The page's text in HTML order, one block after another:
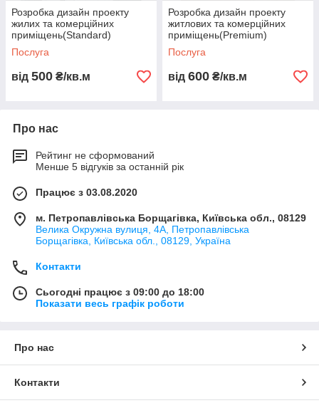
Розробка дизайн проекту
жилих та комерційних
приміщень(Standard)
Послуга
від 500 ₴/кв.м
Розробка дизайн проекту
житлових та комерційних
приміщень(Premium)
Послуга
від 600 ₴/кв.м
Про нас
Рейтинг не сформований
Менше 5 відгуків за останній рік
Працює з 03.08.2020
м. Петропавлівська Борщагівка, Київська обл., 08129
Велика Окружна вулиця, 4А, Петропавлівська
Борщагівка, Київська обл., 08129, Україна
Контакти
Сьогодні працює з 09:00 до 18:00
Показати весь графік роботи
Про нас
Контакти